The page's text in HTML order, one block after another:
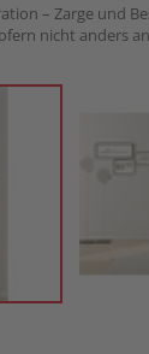
– Zarge und
nicht anders